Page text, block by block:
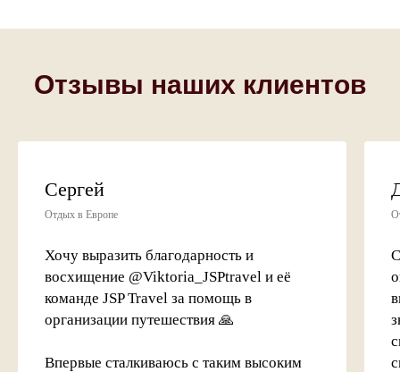
Отзывы наших клиентов
Сергей
Отдых в Европе
Хочу выразить благодарность и
восхищение @Viktoria_JSPtravel и её
команде JSP Travel за помощь в
организации путешествия 🙏
Впервые сталкиваюсь с таким высоким